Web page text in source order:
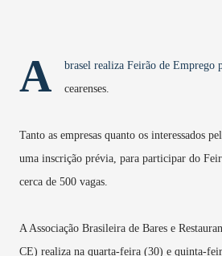
A
brasel realiza Feirão de Emprego
cearenses.
Tanto as empresas quanto os interessados
uma inscrição prévia, para participar do
cerca de 500 vagas.
A Associação Brasileira de Bares e
CE) realiza na quarta-feira (30) e quinta-